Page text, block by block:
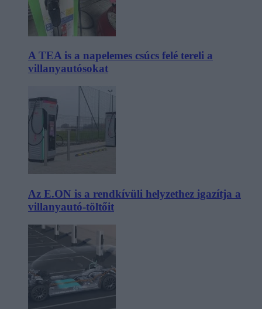
A TEA is a napelemes csúcs felé tereli a
villanyautósokat
Az E.ON is a rendkívüli helyzethez igazítja a
villanyautó-töltőit